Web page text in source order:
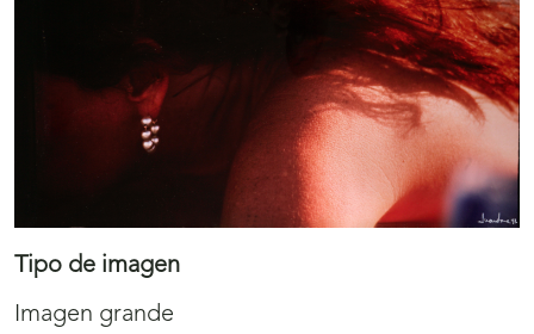
Tipo de imagen
Imagen grande